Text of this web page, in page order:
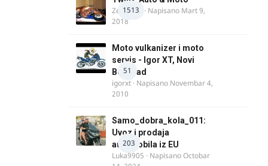
1513
Zeljkamp · Napisano Mart 9,
2018
51
Moto vulkanizer i moto
servis - Igor XT, Novi
Beograd
igorxt · Napisano Novembar 4,
2010
203
Samo_dobra_kola_011:
Uvoz i prodaja
automobila iz EU
Luka9905 · NapisanoOctobar